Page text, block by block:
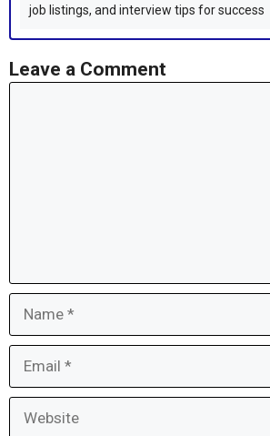
job listings, and interview tips for success
Leave a Comment